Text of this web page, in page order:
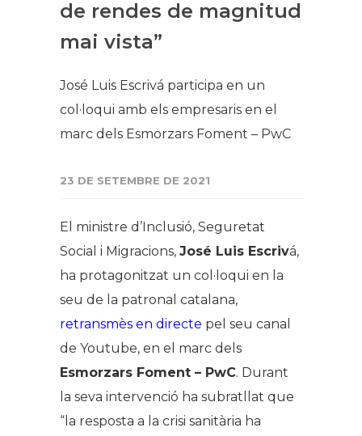
de rendes de magnitud
mai vista”
José Luis Escrivá participa en un
col·loqui amb els empresaris en el
marc dels Esmorzars Foment – PwC
23 DE SETEMBRE DE 2021
El ministre d’Inclusió, Seguretat
Social i Migracions, José Luis Escrivá,
ha protagonitzat un col·loqui en la
seu de la patronal catalana,
retransmès en directe pel seu canal
de Youtube, en el marc dels
Esmorzars Foment – PwC. Durant
la seva intervenció ha subratllat que
“la resposta a la crisi sanitària ha